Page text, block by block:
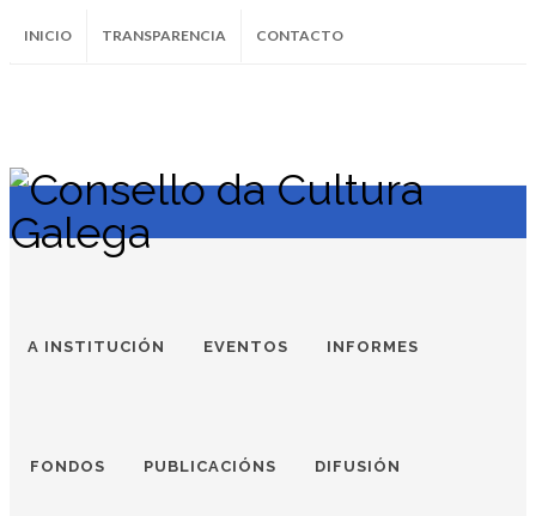
INICIO TRANSPARENCIA CONTACTO
InstagramFacebookTwitter Soundcloud
Youtube
A INSTITUCIÓN EVENTOS INFORMES
FONDOS PUBLICACIÓNS DIFUSIÓN